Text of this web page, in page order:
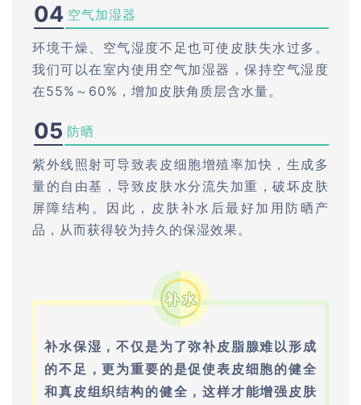
04 空气加湿器
环境干燥、空气湿度不足也可使皮肤失水过多。
我们可以在室内使用空气加湿器，保持空气湿度
在55%～60%，增加皮肤角质层含水量。
05 防晒
紫外线照射可导致表皮细胞增殖率加快，生成多
量的自由基，导致皮肤水分流失加重，破坏皮肤
屏障结构。因此，皮肤补水后最好加用防晒产
品，从而获得较为持久的保湿效果。
补水
补水保湿，不仅是为了弥补皮脂腺难以形成
的不足，更为重要的是促使表皮细胞的健全
和真皮组织结构的健全，这样才能增强皮肤